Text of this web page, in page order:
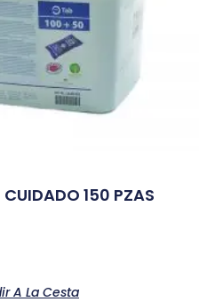
CUIDADO 150 PZAS
A La Cesta